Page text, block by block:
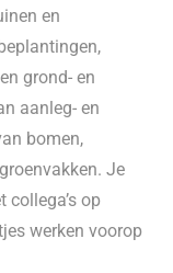
en
grond- en
aanleg- en
bomen,
Je
op
werken voorop